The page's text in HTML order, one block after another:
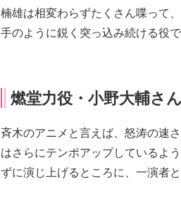
楠雄は相変わらずたくさん喋って
手のように鋭く突っ込み続ける役
燃堂力役・小野大輔さ
斉木のアニメと言えば、怒涛の速
はさらにテンポアップしているよ
ずに演じ上げるところに、一演者